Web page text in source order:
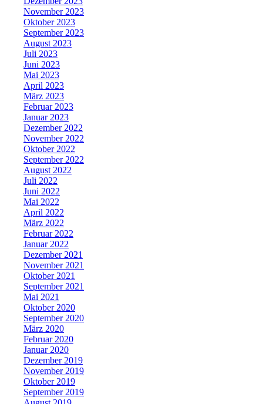
November 2023
Oktober 2023
September 2023
August 2023
Juli 2023
Juni 2023
Mai 2023
April 2023
März 2023
Februar 2023
Januar 2023
Dezember 2022
November 2022
Oktober 2022
September 2022
August 2022
Juli 2022
Juni 2022
Mai 2022
April 2022
März 2022
Februar 2022
Januar 2022
Dezember 2021
November 2021
Oktober 2021
September 2021
Mai 2021
Oktober 2020
September 2020
März 2020
Februar 2020
Januar 2020
Dezember 2019
November 2019
Oktober 2019
September 2019